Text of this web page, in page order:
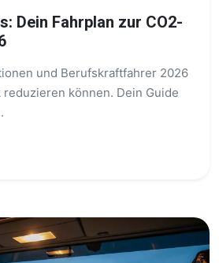
Dein Fahrplan zur CO2-
und Berufskraftfahrer 2026
reduzieren können. Dein Guide